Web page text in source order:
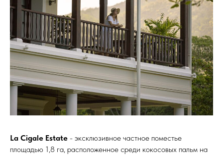
La Cigale Estate - эксклюзивное частное поместье
площадью 1,8 га, расположенное среди кокосовых пальм на